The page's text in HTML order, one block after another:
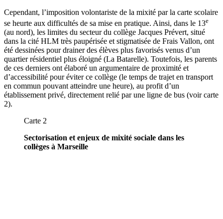
Cependant, l’imposition volontariste de la mixité par la carte scolaire
se heurte aux difficultés de sa mise en pratique. Ainsi, dans le 13e
(au nord), les limites du secteur du collège Jacques Prévert, situé
dans la cité HLM très paupérisée et stigmatisée de Frais Vallon, ont
été dessinées pour drainer des élèves plus favorisés venus d’un
quartier résidentiel plus éloigné (La Batarelle). Toutefois, les parents
de ces derniers ont élaboré un argumentaire de proximité et
d’accessibilité pour éviter ce collège (le temps de trajet en transport
en commun pouvant atteindre une heure), au profit d’un
établissement privé, directement relié par une ligne de bus (voir carte
2).
Carte 2
Sectorisation et enjeux de mixité sociale dans les
collèges à Marseille